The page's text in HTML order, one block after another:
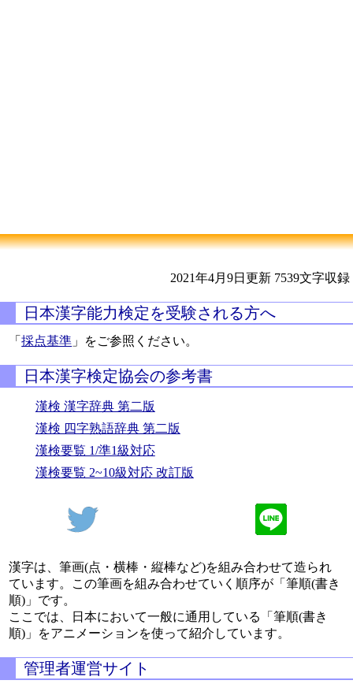
2021年4月9日更新 7539文字収録
日本漢字能力検定を受験される方へ
「採点基準 」をご参照ください。
日本漢字検定協会の参考書
漢検 漢字辞典 第二版
漢検 四字熟語辞典 第二版
漢検要覧 1/準1級対応
漢検要覧 2~10級対応 改訂版
漢字は、筆画(点・横棒・縦棒など)を組み合わせて造られ
ています。この筆画を組み合わせていく順序が「筆順(書き
順)」です。
ここでは、日本において一般に通用している「筆順(書き
順)」をアニメーションを使って紹介しています。
管理者運営サイト